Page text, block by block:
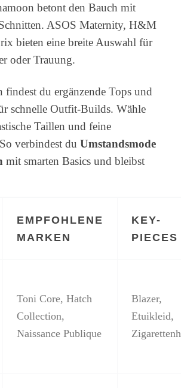
betont den Bauch mit
ASOS Maternity, H&M
bieten eine breite Auswahl für
oder Trauung.
du ergänzende Tops und
schnelle Outfit-Builds. Wähle
Taillen und feine
verbindest du Umstandsmode
mit smarten Basics und bleibst
EMPFOHLENE
MARKEN
KEY-
PIECES
Toni Core, Hatch
Collection,
Naissance Publique
Blazer,
Etuikleid,